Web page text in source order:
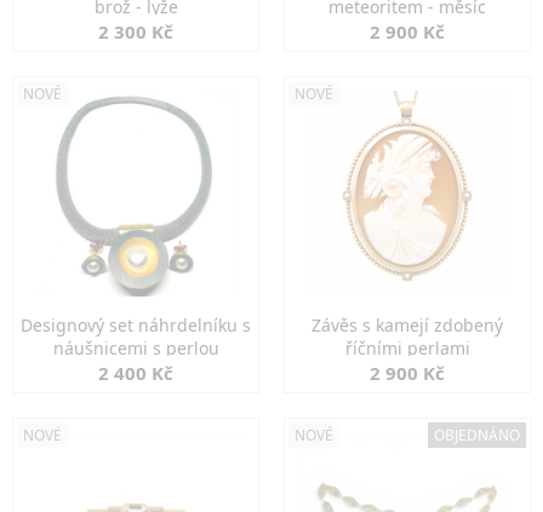
brož - lyže
2 300 Kč
meteoritem - měsíc
2 900 Kč
NOVÉ
Designový set náhrdelníku s
náušnicemi s perlou
2 400 Kč
NOVÉ
Závěs s kamejí zdobený
říčními perlami
2 900 Kč
NOVÉ NOVÉ OBJEDNÁNO